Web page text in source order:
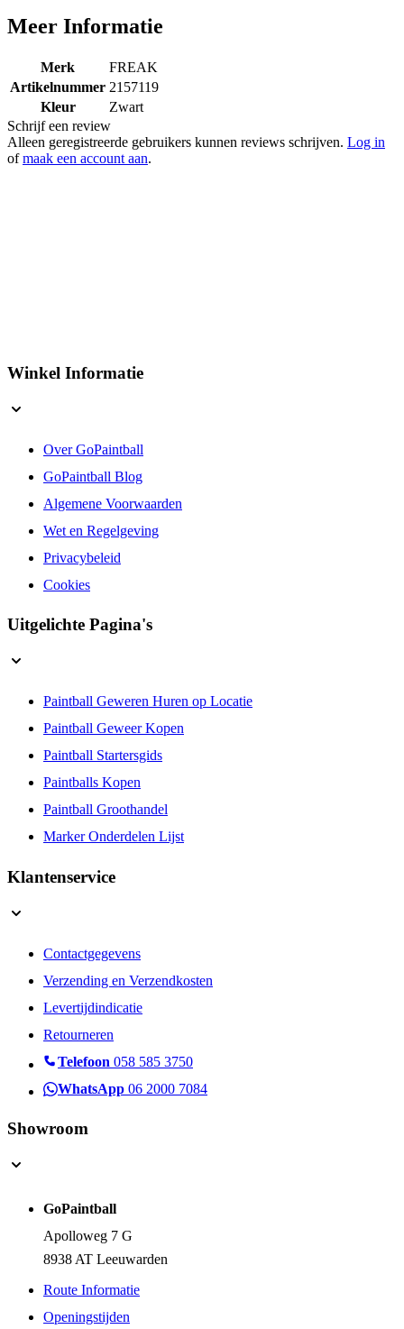
Meer Informatie
Merk
FREAK
Artikelnummer 2157119
Kleur
Zwart
Schrijf een review
Alleen geregistreerde gebruikers kunnen reviews schrijven. Log in
ofmaak een account aan.
Winkel Informatie
Over GoPaintball
GoPaintball Blog
Algemene Voorwaarden
Wet en Regelgeving
Privacybeleid
Cookies
Uitgelichte Pagina's
Paintball Geweren Huren op Locatie
Paintball Geweer Kopen
Paintball Startersgids
Paintballs Kopen
Paintball Groothandel
Marker Onderdelen Lijst
Klantenservice
Contactgegevens
Verzending en Verzendkosten
Levertijdindicatie
Retourneren
Telefoon 058 585 3750
WhatsApp 06 2000 7084
Showroom
GoPaintball
Apolloweg 7 G
8938 AT Leeuwarden
Route Informatie
Openingstijden